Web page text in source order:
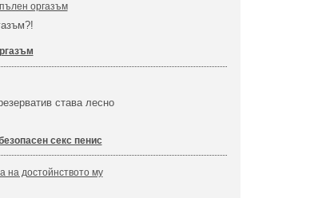
оргазъм
става лесно
секс пенис
на достойнството му